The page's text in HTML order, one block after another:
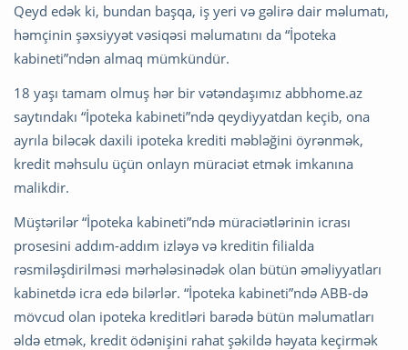
Qeyd edək ki, bundan başqa, iş yeri və gəlirə dair məlumatı,
həmçinin şəxsiyyət vəsiqəsi məlumatını da “İpoteka
kabineti”ndən almaq mümkündür.
18 yaşı tamam olmuş hər bir vətəndaşımız abbhome.az
saytındakı “İpoteka kabineti”ndə qeydiyyatdan keçib, ona
ayrıla biləcək daxili ipoteka krediti məbləğini öyrənmək,
kredit məhsulu üçün onlayn müraciət etmək imkanına
malikdir.
Müştərilər “İpoteka kabineti”ndə müraciətlərinin icrası
prosesini addım-addım izləyə və kreditin filialda
rəsmiləşdirilməsi mərhələsinədək olan bütün əməliyyatları
kabinetdə icra edə bilərlər. “İpoteka kabineti”ndə ABB-də
mövcud olan ipoteka kreditləri barədə bütün məlumatları
əldə etmək, kredit ödənişini rahat şəkildə həyata keçirmək